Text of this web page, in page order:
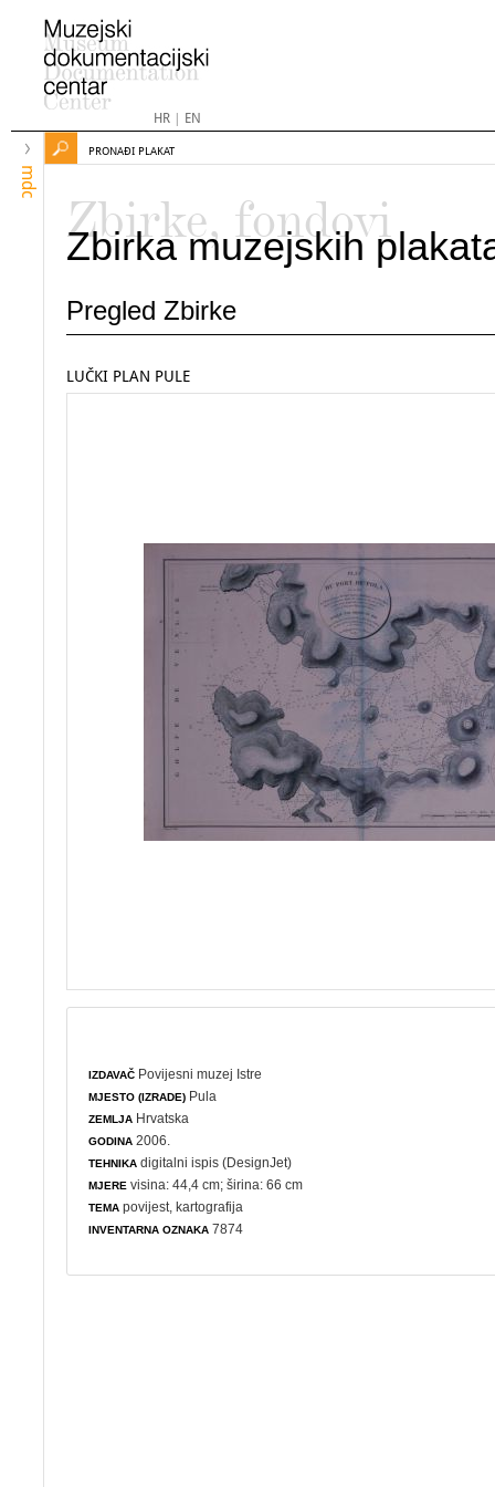
HR| EN
mdc
PRONAĐI PLAKAT
Zbirke, fondovi
Zbirka muzejskih
Pregled Zbirke
LUČKI PLAN PULE
IZDAVAČ Povijesni muzej Istre
MJESTO (IZRADE) Pula
ZEMLJA Hrvatska
GODINA 2006.
TEHNIKA digitalni ispis (DesignJet)
MJERE visina: 44,4 cm; širina: 66 cm
TEMA povijest ,kartografija
INVENTARNA OZNAKA 7874